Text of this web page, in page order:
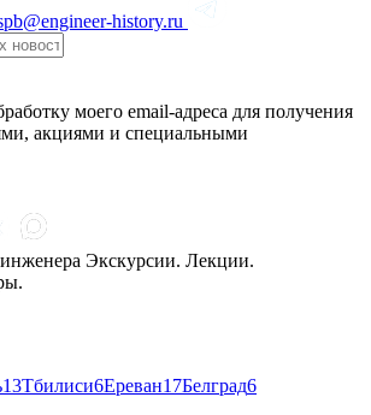
history.ru
моего email-адреса для получения
акциями и специальными
Экскурсии. Лекции.
13Тбилиси6Ереван17Белград6